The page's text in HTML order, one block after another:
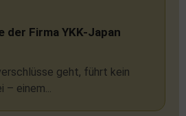
der Firma YKK-Japan
geht, führt kein
– einem...